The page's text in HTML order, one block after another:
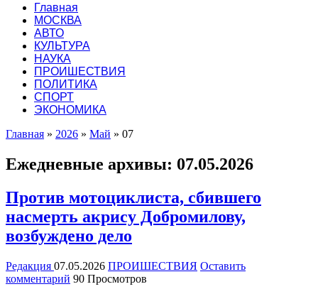
Главная
МОСКВА
АВТО
КУЛЬТУРА
НАУКА
ПРОИШЕСТВИЯ
ПОЛИТИКА
СПОРТ
ЭКОНОМИКА
Главная » 2026 » Май » 07
Ежедневные архивы: 07.05.2026
Против мотоциклиста, сбившего
насмерть акрису Добромилову,
возбуждено дело
Редакция 07.05.2026 ПРОИШЕСТВИЯ Оставить
комментарий 90 Просмотров